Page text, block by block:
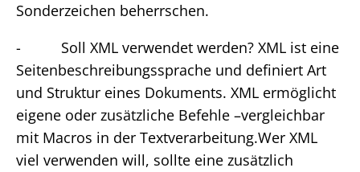
Sonderzeichen beherrschen.
- Soll XML verwendet werden? XML ist eine
Seitenbeschreibungssprache und definiert Art
und Struktur eines Dokuments. XML ermöglicht
eigene oder zusätzliche Befehle –vergleichbar
mit Macros in der Textverarbeitung.Wer XML
viel verwenden will, sollte eine zusätzlich